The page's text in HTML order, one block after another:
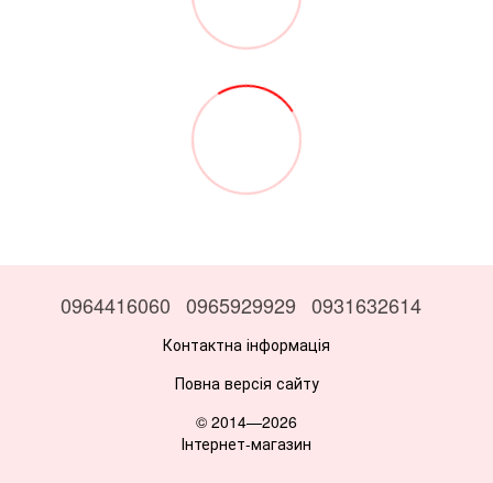
0964416060 0965929929 0931632614
Контактна інформація
Повна версія сайту
© 2014—2026
Інтернет-магазин